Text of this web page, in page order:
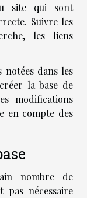
site qui sont
Suivre les
les liens
dans les
la base de
modifications
en compte des
nombre de
pas nécessaire